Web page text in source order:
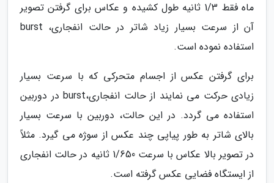
ماه فقط 1/3 ثانیه طول کشیده و عکاس برای گرفتن تصویر
آن از سرعت بسیار زیاد شاتر در حالت انفجاری، burst
استفاده نموده است.
برای گرفتن عکس از اجسام متحرکی که با سرعت بسیار
زیادی حرکت می نمایند از حالت انفجاری،burst در دوربین
استفاده می گردد. در این حالت، دوربین با سرعت بسیار
بالای شاتر به طور پیاپی چند عکس از سوژه می گیرد. مثلاً
در تصویر بالا عکاس با سرعت 1/650 ثانیه در حالت انفجاری
از ایستگاه فضایی عکس گرفته است.